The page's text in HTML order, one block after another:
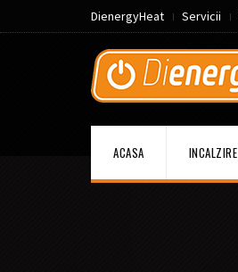
DienergyHeat Servicii
ACASA INCALZIRE